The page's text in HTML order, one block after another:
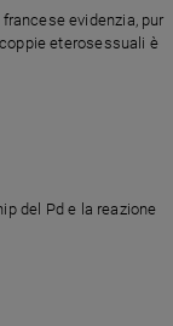
evidenzia, pur
eterosessuali è
del Pd e la reazione